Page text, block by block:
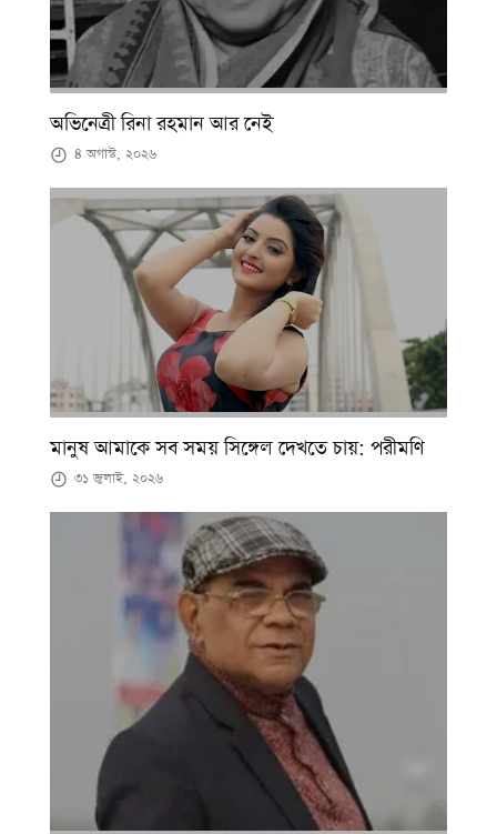
অভিনেত্রী রিনা রহমান আর নেই
৪ অগাস্ট, ২০২৬
মানুষ আমাকে সব সময় সিঙ্গেল দেখতে চায়: পরীমণি
৩১ জুলাই, ২০২৬